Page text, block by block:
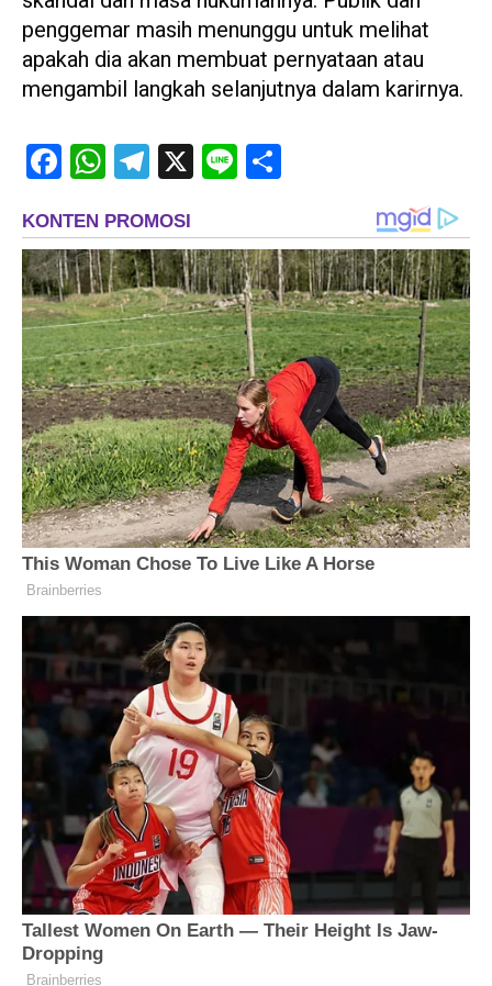
penggemar masih menunggu untuk melihat
apakah dia akan membuat pernyataan atau
mengambil langkah selanjutnya dalam karirnya.
FacebookWhatsAppTelegram
X Line